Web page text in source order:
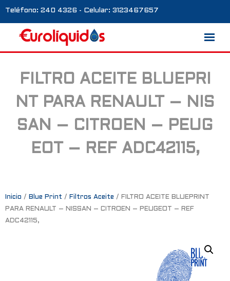
Teléfono: 240 4326 - Celular: 3123467657
Marcas
Nosotros
Blog
Galería
0 productos
FILTRO ACEITE BLUEPRI
NT PARA RENAULT – NIS
SAN – CITROEN – PEUG
EOT – REF ADC42115,
Inicio / Blue Print / Filtros Aceite / FILTRO ACEITE BLUEPRINT
PARA RENAULT – NISSAN – CITROEN – PEUGEOT – REF
ADC42115,